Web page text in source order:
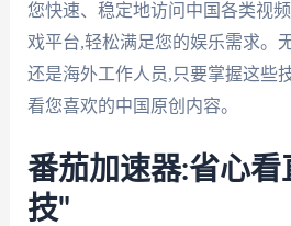
您快速、稳定地访问中国各类视
戏平台,轻松满足您的娱乐需求。
还是海外工作人员,只要掌握这些
看您喜欢的中国原创内容。
番茄加速器:省心
技"